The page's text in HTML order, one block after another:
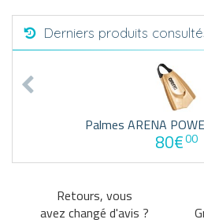
Derniers produits
Palmes ARENA
80€00
Retours, vous
avez changé d'avis ?